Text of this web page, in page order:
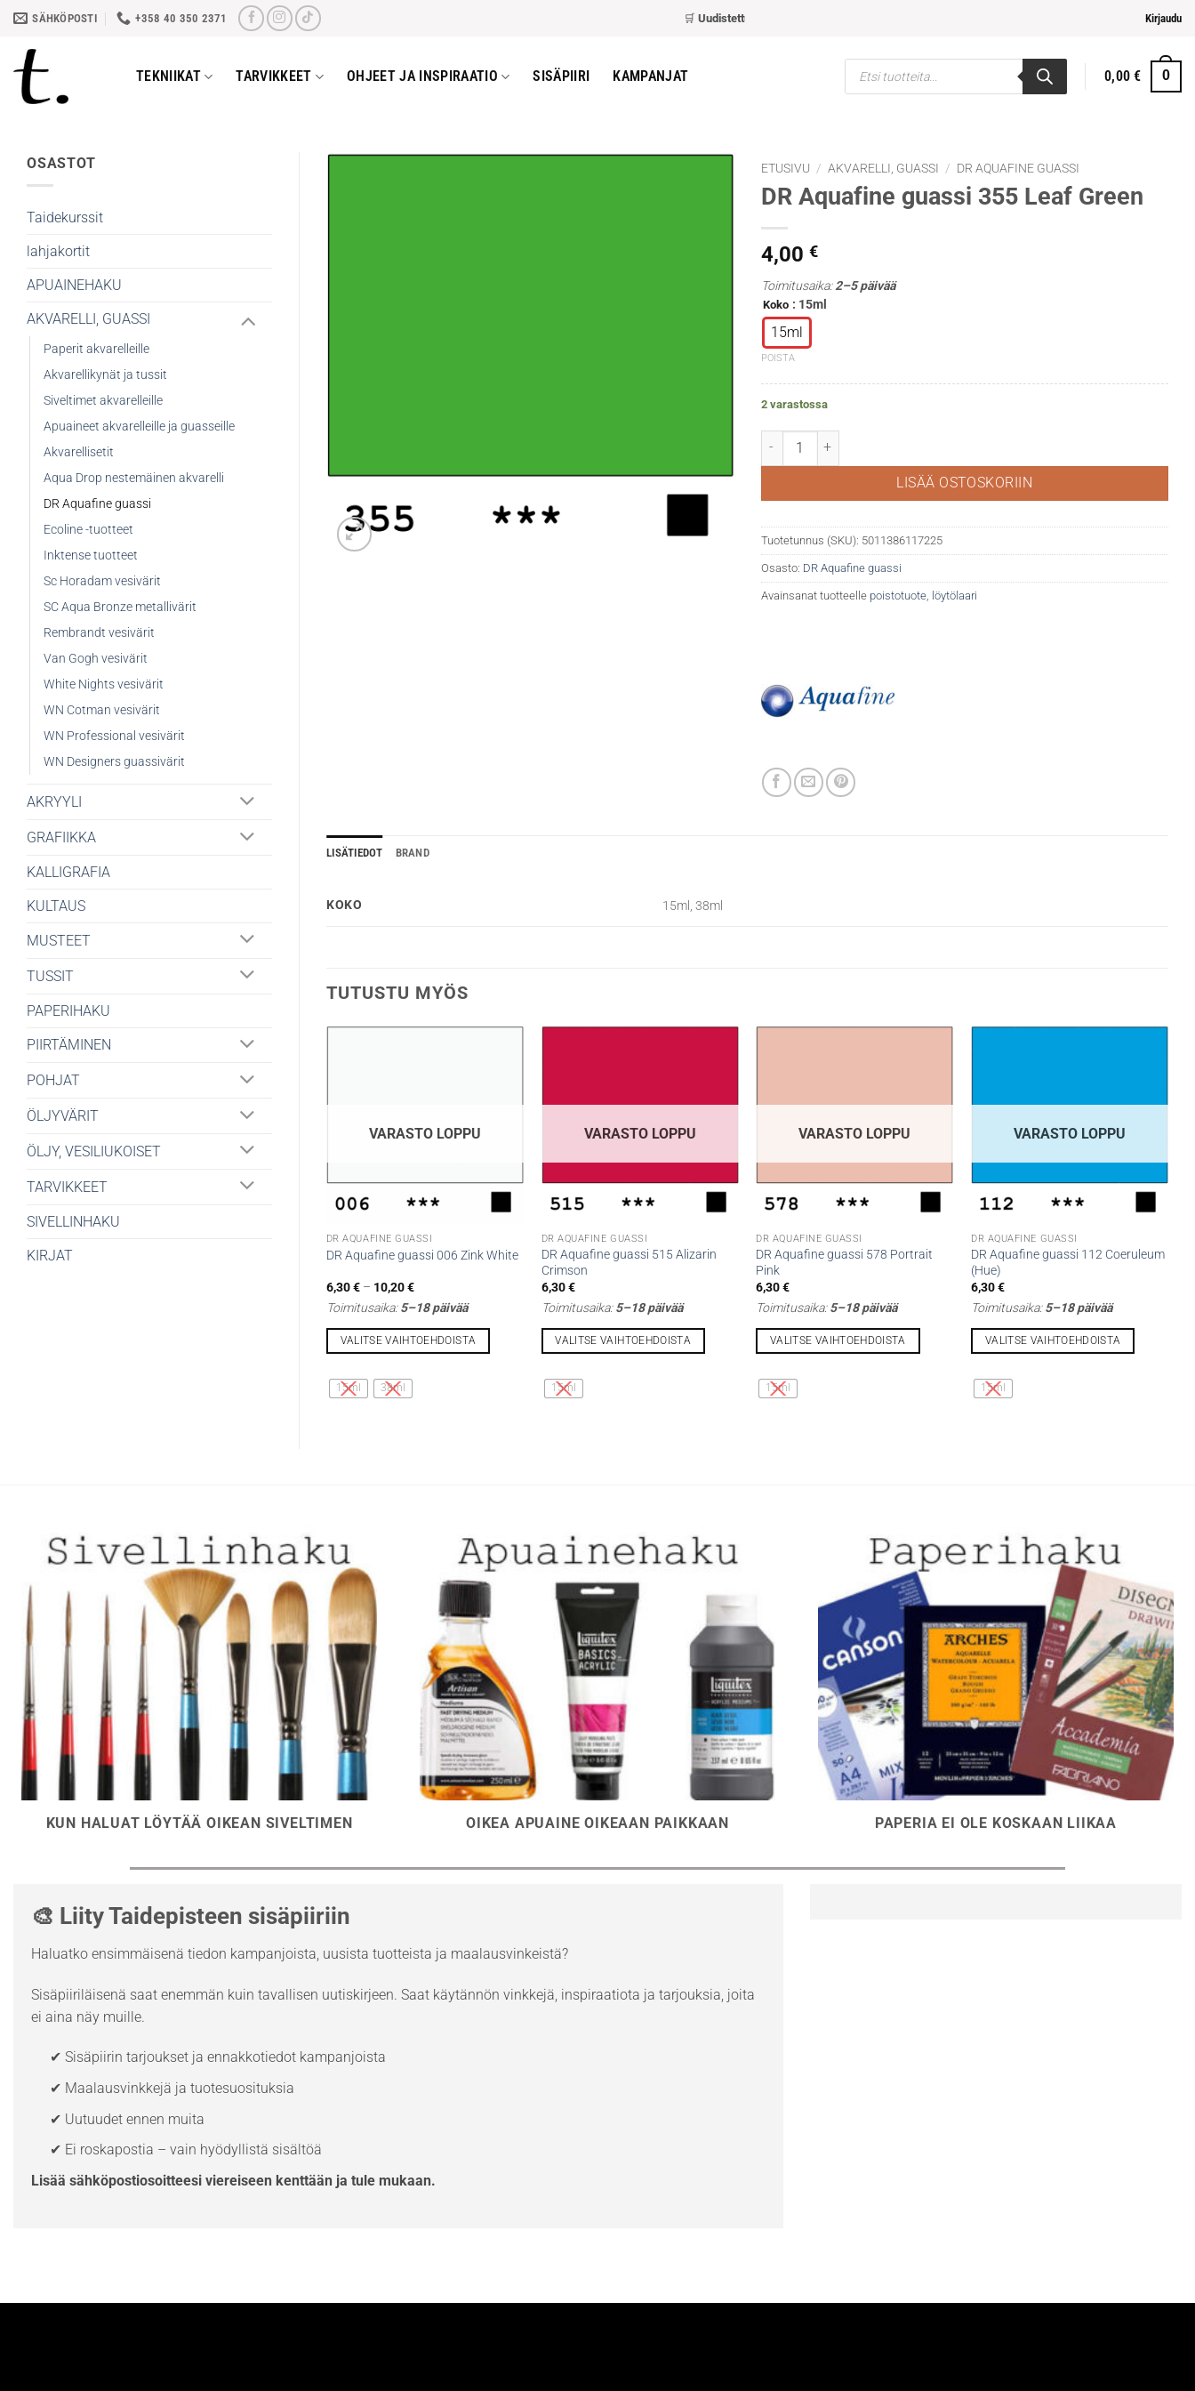
Skip
content
SÄHKÖPOSTI +358 40 350 2371 Uudistettu kassa Kirjaudu
TEKNIIKAT TARVIKKEET OHJEET JA INSPIRAATIO SISÄPIIRI KAMPANJAT
Products
search
0,00€ 0
OSASTOT
Taidekurssit
lahjakortit
APUAINEHAKU
AKVARELLI, GUASSI
Paperit akvarelleille
Akvarellikynät ja tussit
Siveltimet akvarelleille
Apuaineet akvarelleille ja guasseille
Akvarellisetit
Aqua Drop nestemäinen akvarelli
DR Aquafine guassi
Ecoline -tuotteet
Inktense tuotteet
Sc Horadam vesivärit
SC Aqua Bronze metallivärit
Rembrandt vesivärit
Van Gogh vesivärit
White Nights vesivärit
WN Cotman vesivärit
WN Professional vesivärit
WN Designers guassivärit
AKRYYLI
GRAFIIKKA
KALLIGRAFIA
KULTAUS
MUSTEET
TUSSIT
PAPERIHAKU
PIIRTÄMINEN
POHJAT
ÖLJYVÄRIT
ÖLJY, VESILIUKOISET
TARVIKKEET
SIVELLINHAKU
KIRJAT
ETUSIVU / AKVARELLI, GUASSI / DR AQUAFINE GUASSI
DR Aquafine guassi 355 Leaf Green
4,00 €
Toimitusaika:2–5 päivää
Koko : 15ml
15ml
POISTA
2 varastossa
DR Aquafine guassi 355 Leaf Green määrä
LISÄÄ OSTOSKORIIN
Tuotetunnus (SKU): 5011386117225
Osasto: DR Aquafine guassi
Avainsanat tuotteelle poistotuote, löytölaari
LISÄTIEDOT BRAND
KOKO 15ml, 38ml
TUTUSTU MYÖS
VARASTO LOPPU
DR AQUAFINE GUASSI
DR Aquafine guassi 006 Zink White
6,30€ – 10,20€Hintaluokka:
-
Toimitusaika:5–18 päivää
VALITSE VAIHTOEHDOISTA
tuotteella
sivulla.
15ml 38ml
VARASTO LOPPU
DR AQUAFINE GUASSI
DR Aquafine guassi 515 Alizarin
Crimson
6,30€
Toimitusaika:5–18 päivää
VALITSE VAIHTOEHDOISTA
tuotteella
sivulla.
15ml
VARASTO LOPPU
DR AQUAFINE GUASSI
DR Aquafine guassi 578 Portrait
Pink
6,30€
Toimitusaika:5–18 päivää
VALITSE VAIHTOEHDOISTA
tuotteella
15ml
VARASTO LOPPU
DR AQUAFINE GUASSI
DR Aquafine guassi 112 Coeruleum
(Hue)
6,30€
Toimitusaika:5–18 päivää
VALITSE VAIHTOEHDOISTA
tuotteella
sivulla.
15ml
KUN HALUAT LÖYTÄÄ OIKEAN SIVELTIMEN OIKEA APUAINE OIKEAAN PAIKKAAN PAPERIA EI OLE KOSKAAN LIIKAA
🎨 Liity Taidepisteen sisäpiiriin
Haluatko ensimmäisenä tiedon kampanjoista, uusista tuotteista ja maalausvinkeistä?
Sisäpiiriläisenä saat enemmän kuin tavallisen uutiskirjeen. Saat käytännön vinkkejä, inspiraatiota ja tarjouksia, joita
ei aina näy muille.
✔ Sisäpiirin tarjoukset ja ennakkotiedot kampanjoista
✔ Maalausvinkkejä ja tuotesuosituksia
✔ Uutuudet ennen muita
✔ Ei roskapostia – vain hyödyllistä sisältöä
Lisää sähköpostiosoitteesi viereiseen kenttään ja tule mukaan.